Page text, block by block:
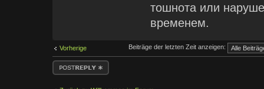
тошнота или
временем.
Vorherige Beiträge der letzten Zeit anzeigen:
Antwort erstellen